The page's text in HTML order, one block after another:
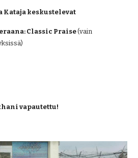
Kataja keskustelevat
Classic Praise (vain
vapautettu!